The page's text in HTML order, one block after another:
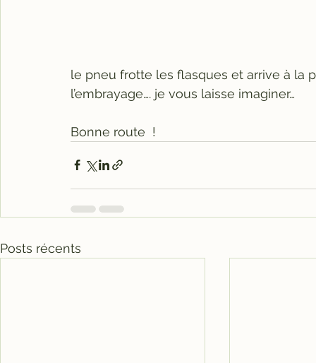
le pneu frotte les flasques et arrive à la
l’embrayage…. je vous laisse imaginer…
Bonne route  !
Posts récents